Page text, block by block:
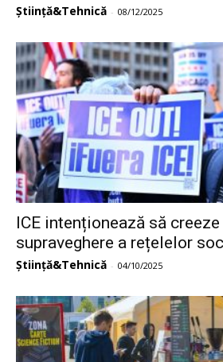
Știință&Tehnică - 08/12/2025
ICE intenționează să
supraveghere a rețelelor
Știință&Tehnică - 04/10/2025